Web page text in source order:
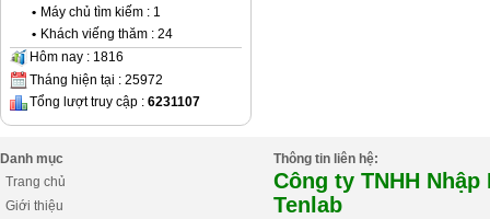
• Máy chủ tìm kiếm : 1
• Khách viếng thăm : 24
Hôm nay : 1816
Tháng hiện tại : 25972
Tổng lượt truy cập : 6231107
Danh mục
Trang chủ
Giới thiệu
Thông tin liên hệ:
Công ty TNHH
Tenlab